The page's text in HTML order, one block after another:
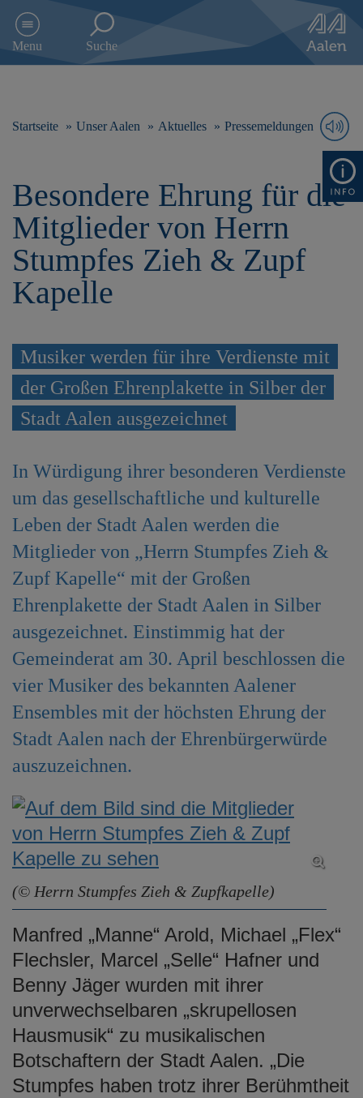
e
Menu Suche
Startseite Unser Aalen Aktuelles Pressemeldungen
Besondere Ehrung für die
Mitglieder von Herrn
Stumpfes Zieh & Zupf
Kapelle
Musiker werden für ihre Verdienste mit
der Großen Ehrenplakette in Silber der
Stadt Aalen ausgezeichnet
In Würdigung ihrer besonderen Verdienste
um das gesellschaftliche und kulturelle
Leben der Stadt Aalen werden die
Mitglieder von „Herrn Stumpfes Zieh &
Zupf Kapelle“ mit der Großen
Ehrenplakette der Stadt Aalen in Silber
ausgezeichnet. Einstimmig hat der
Gemeinderat am 30. April beschlossen die
vier Musiker des bekannten Aalener
Ensembles mit der höchsten Ehrung der
Stadt Aalen nach der Ehrenbürgerwürde
auszuzeichnen.
(© Herrn Stumpfes Zieh & Zupfkapelle)
Manfred „Manne“ Arold, Michael „Flex“
Flechsler, Marcel „Selle“ Hafner und
Benny Jäger wurden mit ihrer
unverwechselbaren „skrupellosen
Hausmusik“ zu musikalischen
Botschaftern der Stadt Aalen. „Die
Stumpfes haben trotz ihrer Berühmtheit